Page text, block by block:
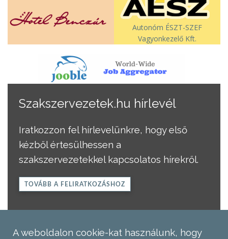
Autonóm ÉSZT-SZEF
Vagyonkezelő Kft.
Szakszervezetek.hu hírlevél
Iratkozzon fel hírlevelünkre, hogy első
kézből értesülhessen a
szakszervezetekkel kapcsolatos hírekről.
TOVÁBB A FELIRATKOZÁSHOZ
A weboldalon cookie-kat használunk, hogy